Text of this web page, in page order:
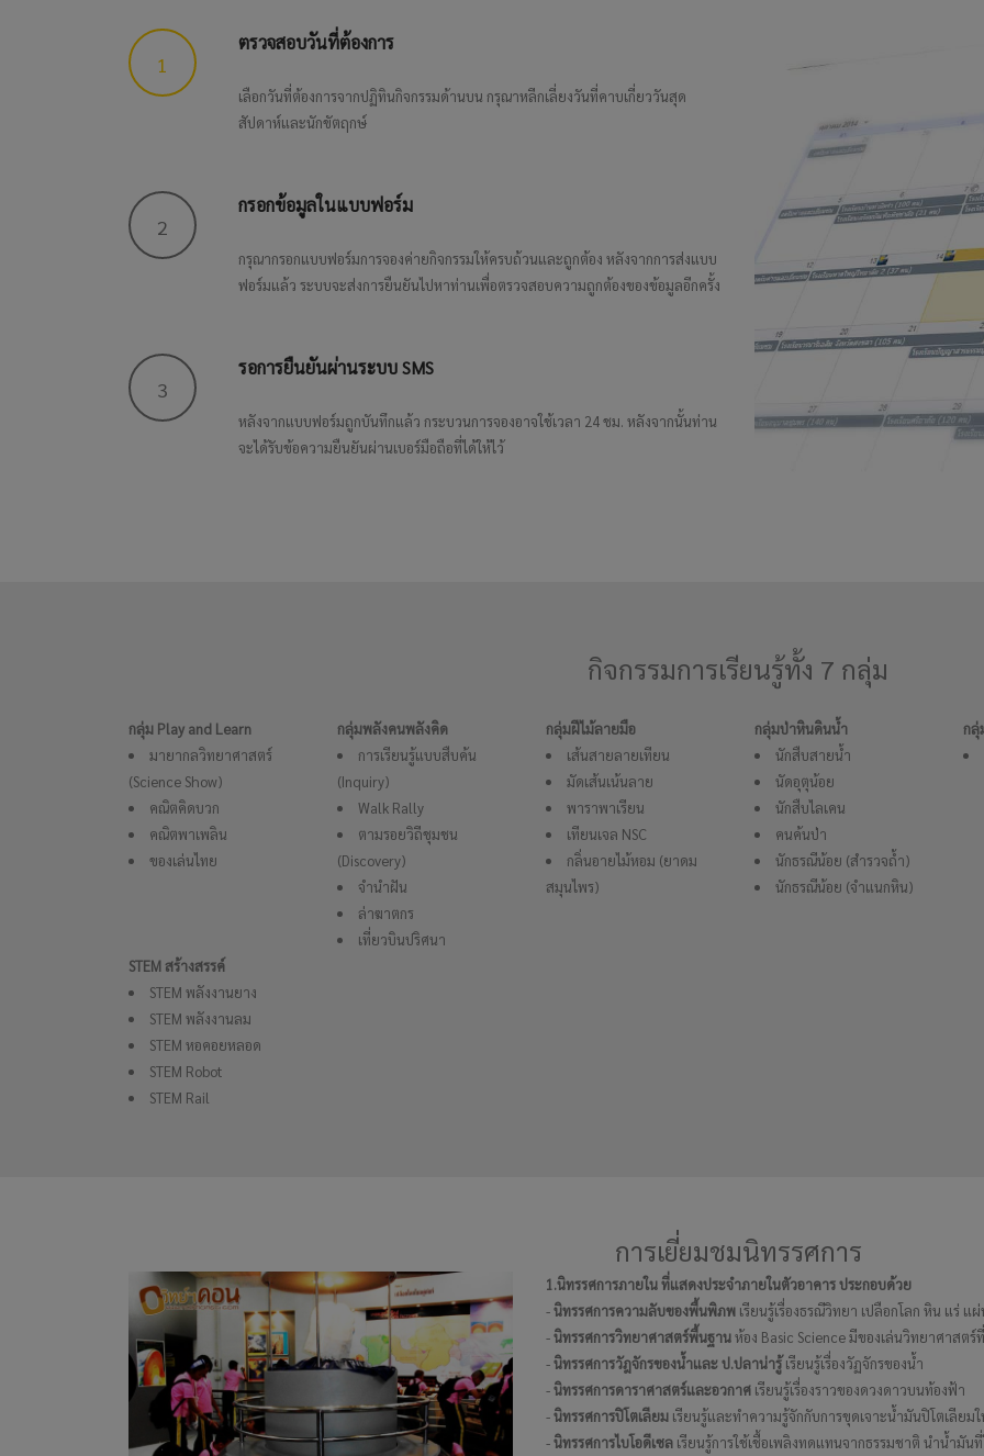
1
ตรวจสอบวันที่ต้องการ
เลือกวันที่ต้องการจากปฏิทินกิจกรรมด้านบน กรุณาหลีกเลี่ยงวันที่คาบเกี่ยววันสุด
สัปดาห์และนักขัตฤกษ์
2
กรอกข้อมูลในแบบฟอร์ม
กรุณากรอกแบบฟอร์มการจองค่ายกิจกรรมให้ครบถ้วนและถูกต้อง หลังจากการส่งแบบ
ฟอร์มแล้ว ระบบจะส่งการยืนยันไปหาท่านเพื่อตรวจสอบความถูกต้องของข้อมูลอีกครั้ง
3
รอการยืนยันผ่านระบบ SMS
หลังจากแบบฟอร์มถูกบันทึกแล้ว กระบวนการจองอาจใช้เวลา 24 ชม. หลังจากนั้นท่าน
จะได้รับข้อความยืนยันผ่านเบอร์มือถือที่ได้ให้ไว้
กิจกรรมการเรียนรู้ทั้ง 7 กลุ่ม
กลุ่ม Play and Learn
มายากลวิทยาศาสตร์
(Science Show)
คณิตคิดบวก
คณิตพาเพลิน
ของเล่นไทย
กลุ่มพลังคนพลังคิด
การเรียนรู้แบบสืบค้น
(Inquiry)
Walk Rally
ตามรอยวิถีชุมชน
(Discovery)
จำนำฝัน
ล่าฆาตกร
เที่ยวบินปริศนา
กลุ่มฝีไม้ลายมือ
เส้นสายลายเทียน
มัดเส้นเน้นลาย
พาราพาเรียน
เทียนเจล NSC
กลิ่นอายไม้หอม (ยาดม
สมุนไพร)
กลุ่มป่าหินดินน้ำ
นักสืบสายน้ำ
นัดอุตุน้อย
นักสืบไลเคน
คนค้นป่า
นักธรณีน้อย (สำรวจถ้ำ)
นักธรณีน้อย (จำแนกหิน)
กลุ่
STEM สร้างสรรค์
STEM พลังงานยาง
STEM พลังงานลม
STEM หอคอยหลอด
STEM Robot
STEM Rail
การเยี่ยมชมนิทรรศการ
1.นิทรรศการภายใน ที่แสดงประจำภายในตัวอาคาร ประกอบด้วย
-นิทรรศการความลับของพื้นพิภพ เรียนรู้เรื่องธรณีวิทยา เปลือกโลก หิน แร่ แ
-นิทรรศการวิทยาศาสตร์พื้นฐานห้อง Basic Science มีของเล่นวิทยาศาสต
-นิทรรศการวัฎจักรของน้ำและ ป.ปลาน่ารู้เรียนรู้เรื่องวัฏจักรของน้ำ
-นิทรรศการดาราศาสตร์และอวกาศ เรียนรู้เรื่องราวของดวงดาวบนท้องฟ้า
-นิทรรศการปิโตเลียม เรียนรู้และทำความรู้จักกับการขุดเจาะน้ำมันปิโตเลียม
-นิทรรศการไบโอดีเซล เรียนรู้การใช้เชื้อเพลิงทดแทนจากธรรมชาติ นำน้ำมั